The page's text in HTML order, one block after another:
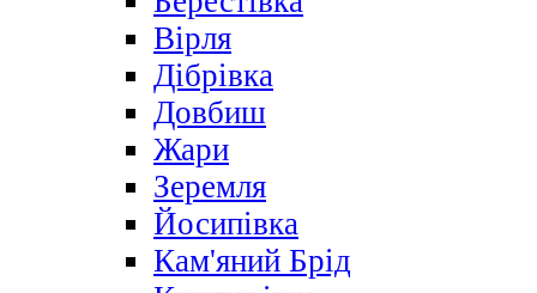
Вірля
Дібрівка
Довбиш
Жари
Зеремля
Йосипівка
Кам'яний Брід